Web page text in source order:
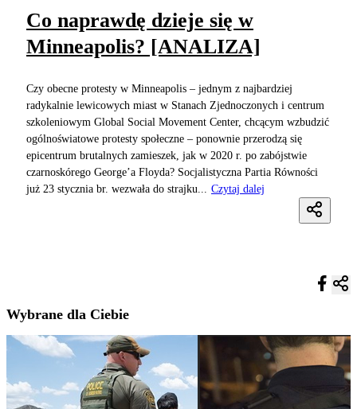
Co naprawdę dzieje się w
Minneapolis? [ANALIZA]
Czy obecne protesty w Minneapolis – jednym z najbardziej
radykalnie lewicowych miast w Stanach Zjednoczonych i centrum
szkoleniowym Global Social Movement Center, chcącym wzbudzić
ogólnoświatowe protesty społeczne – ponownie przerodzą się
epicentrum brutalnych zamieszek, jak w 2020 r. po zabójstwie
czarnoskórego George’a Floyda? Socjalistyczna Partia Równości
już 23 stycznia br. wezwała do strajku...
Czytaj dalej
Wybrane dla Ciebie